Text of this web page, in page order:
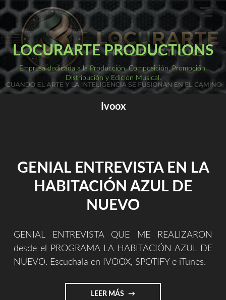
Saltar
contenido
LOCURARTE PRODUCTIONS
Empresa dedicada a la Producción, Composición, Promoción,
Distribución y Edición Musical.
Ivoox
GENIAL ENTREVISTA EN LA
HABITACIÓN AZUL DE
NUEVO
GENIAL ENTREVISTA QUE ME REALIZARON
desde el PROGRAMA LA HABITACIÓN AZUL DE
NUEVO. Escuchala en IVOOX, SPOTIFY e iTunes.
LEER MÁS "GENIAL